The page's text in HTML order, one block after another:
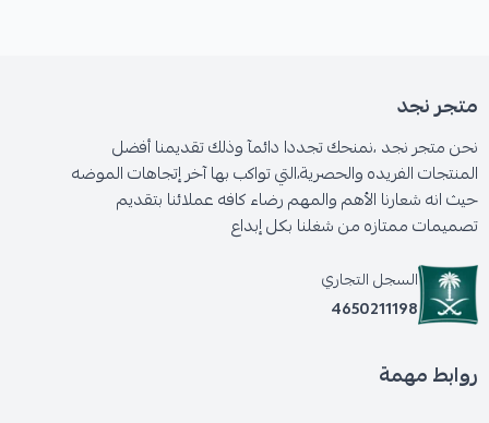
متجر نجد
نحن متجر نجد ،نمنحك تجددا دائمآ وذلك تقديمنا أفضل
المنتجات الفريده والحصرية،التي تواكب بها آخر إتجاهات الموضه
حيث انه شعارنا الأهم والمهم رضاء كافه عملائنا بتقديم
تصميمات ممتازه من شغلنا بكل إبداع
السجل التجاري
4650211198
روابط مهمة